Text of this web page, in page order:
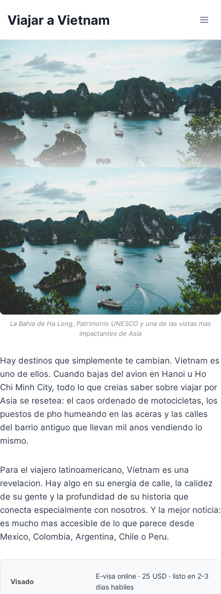
Viajar a Vietnam
La Bahia de Ha Long, Patrimonio UNESCO y una de las vistas mas
impactantes de Asia
Hay destinos que simplemente te cambian. Vietnam es
uno de ellos. Cuando bajas del avion en Hanoi u Ho
Chi Minh City, todo lo que creias saber sobre viajar por
Asia se resetea: el caos ordenado de motocicletas, los
puestos de pho humeando en las aceras y las calles
del barrio antiguo que llevan mil anos vendiendo lo
mismo.
Para el viajero latinoamericano, Vietnam es una
revelacion. Hay algo en su energia de calle, la calidez
de su gente y la profundidad de su historia que
conecta especialmente con nosotros. Y la mejor noticia:
es mucho mas accesible de lo que parece desde
Mexico, Colombia, Argentina, Chile o Peru.
Visado
E-visa online · 25 USD · listo en 2-3
dias habiles